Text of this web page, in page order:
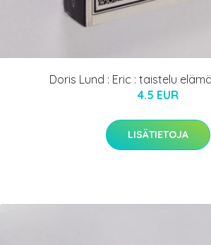
Doris Lund : Eric : taistelu
4.5 EUR
LISÄTIETOJA